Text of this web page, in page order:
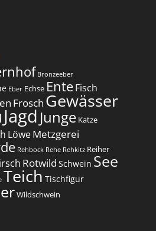
Bronzeeber
Eber Echse EnteFisch
Frosch Gewässer
Jagd Junge Katze
LöweMetzgerei
Rehbock Rehe Rehkitz Reiher
Rotwild Schwein See
Teich Tischfigur
Wildschwein